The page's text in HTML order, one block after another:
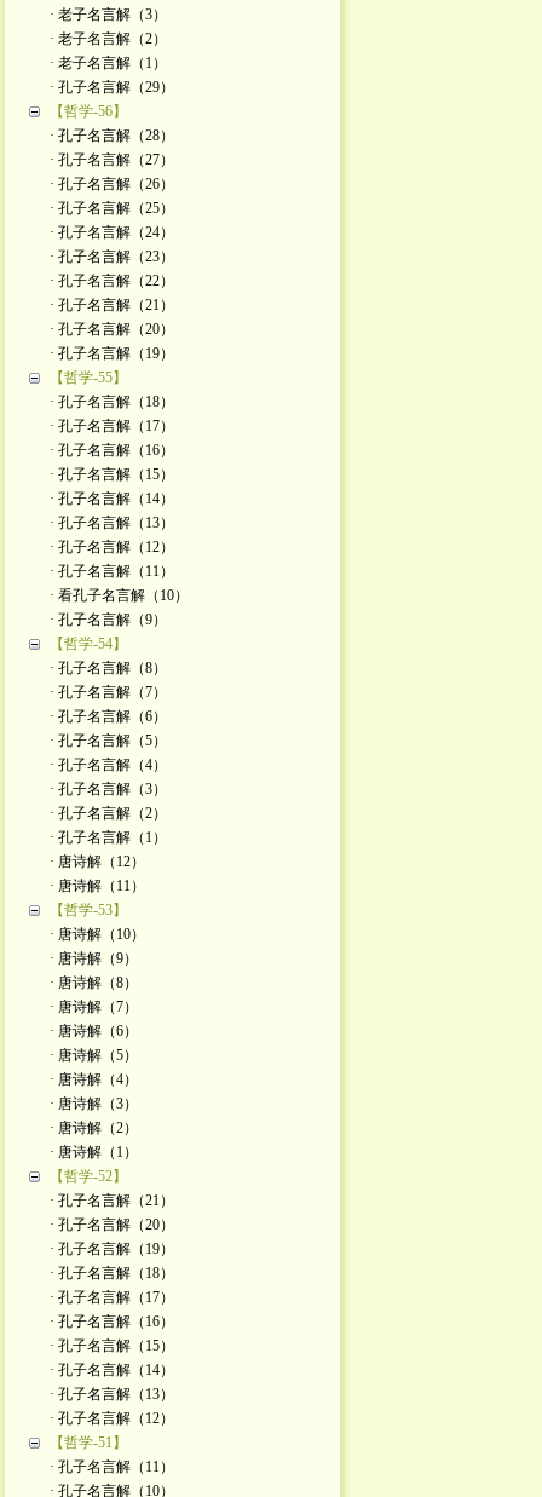
· 老子名言解（3）
· 老子名言解（2）
· 老子名言解（1）
· 孔子名言解（29）
【哲学-56】
· 孔子名言解（28）
· 孔子名言解（27）
· 孔子名言解（26）
· 孔子名言解（25）
· 孔子名言解（24）
· 孔子名言解（23）
· 孔子名言解（22）
· 孔子名言解（21）
· 孔子名言解（20）
· 孔子名言解（19）
【哲学-55】
· 孔子名言解（18）
· 孔子名言解（17）
· 孔子名言解（16）
· 孔子名言解（15）
· 孔子名言解（14）
· 孔子名言解（13）
· 孔子名言解（12）
· 孔子名言解（11）
· 看孔子名言解（10）
· 孔子名言解（9）
【哲学-54】
· 孔子名言解（8）
· 孔子名言解（7）
· 孔子名言解（6）
· 孔子名言解（5）
· 孔子名言解（4）
· 孔子名言解（3）
· 孔子名言解（2）
· 孔子名言解（1）
· 唐诗解（12）
· 唐诗解（11）
【哲学-53】
· 唐诗解（10）
· 唐诗解（9）
· 唐诗解（8）
· 唐诗解（7）
· 唐诗解（6）
· 唐诗解（5）
· 唐诗解（4）
· 唐诗解（3）
· 唐诗解（2）
· 唐诗解（1）
【哲学-52】
· 孔子名言解（21）
· 孔子名言解（20）
· 孔子名言解（19）
· 孔子名言解（18）
· 孔子名言解（17）
· 孔子名言解（16）
· 孔子名言解（15）
· 孔子名言解（14）
· 孔子名言解（13）
· 孔子名言解（12）
【哲学-51】
· 孔子名言解（11）
· 孔子名言解（10）